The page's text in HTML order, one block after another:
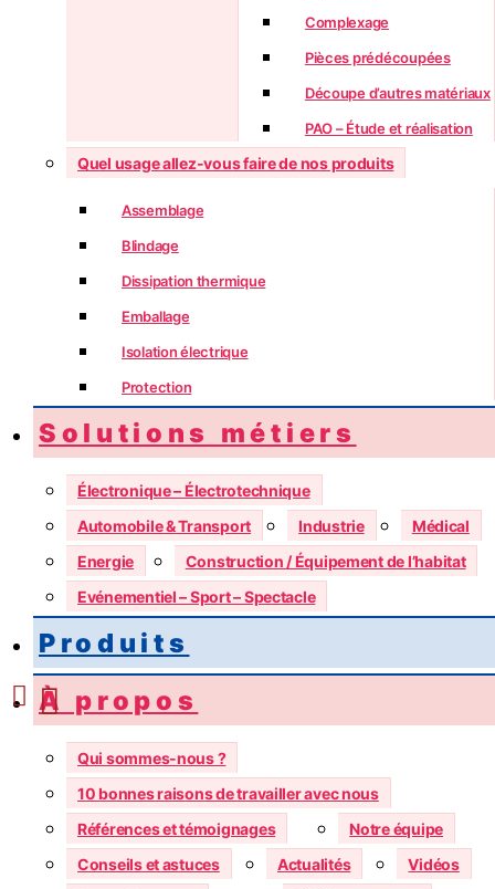
Complexage
Pièces prédécoupées
Découpe d’autres matériaux
PAO – Étude et réalisation
Quel usage allez-vous faire de nos produits
Assemblage
Blindage
Dissipation thermique
Emballage
Isolation électrique
Protection
Solutions métiers
Électronique – Électrotechnique
Automobile & Transport
Industrie
Médical
Energie
Construction / Équipement de l’habitat
Evénementiel – Sport – Spectacle
Produits
À propos
Qui sommes-nous ?
10 bonnes raisons de travailler avec nous
Références et témoignages
Notre équipe
Conseils et astuces
Actualités
Vidéos